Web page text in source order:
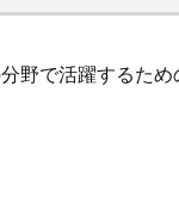
野で活躍するた